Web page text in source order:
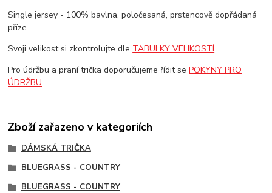
Single jersey - 100% bavlna, poločesaná, prstencově dopřádaná
příze.
Svoji velikost si zkontrolujte dle TABULKY VELIKOSTÍ
Pro údržbu a praní trička doporučujeme řídit sePOKYNY PRO
ÚDRŽBU
Zboží zařazeno v kategoriích
DÁMSKÁ TRIČKA
BLUEGRASS - COUNTRY
BLUEGRASS - COUNTRY